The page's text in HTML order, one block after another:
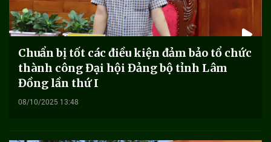
Chuẩn bị tốt các điều kiện đảm bảo tổ chức
thành công Đại hội Đảng bộ tỉnh Lâm
Đồng lần thứ I
08/10/2025 13:48